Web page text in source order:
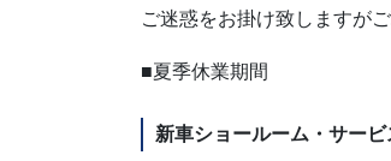
ご迷惑をお掛け致しますが
■夏季休業期間
新車ショールーム・サービ